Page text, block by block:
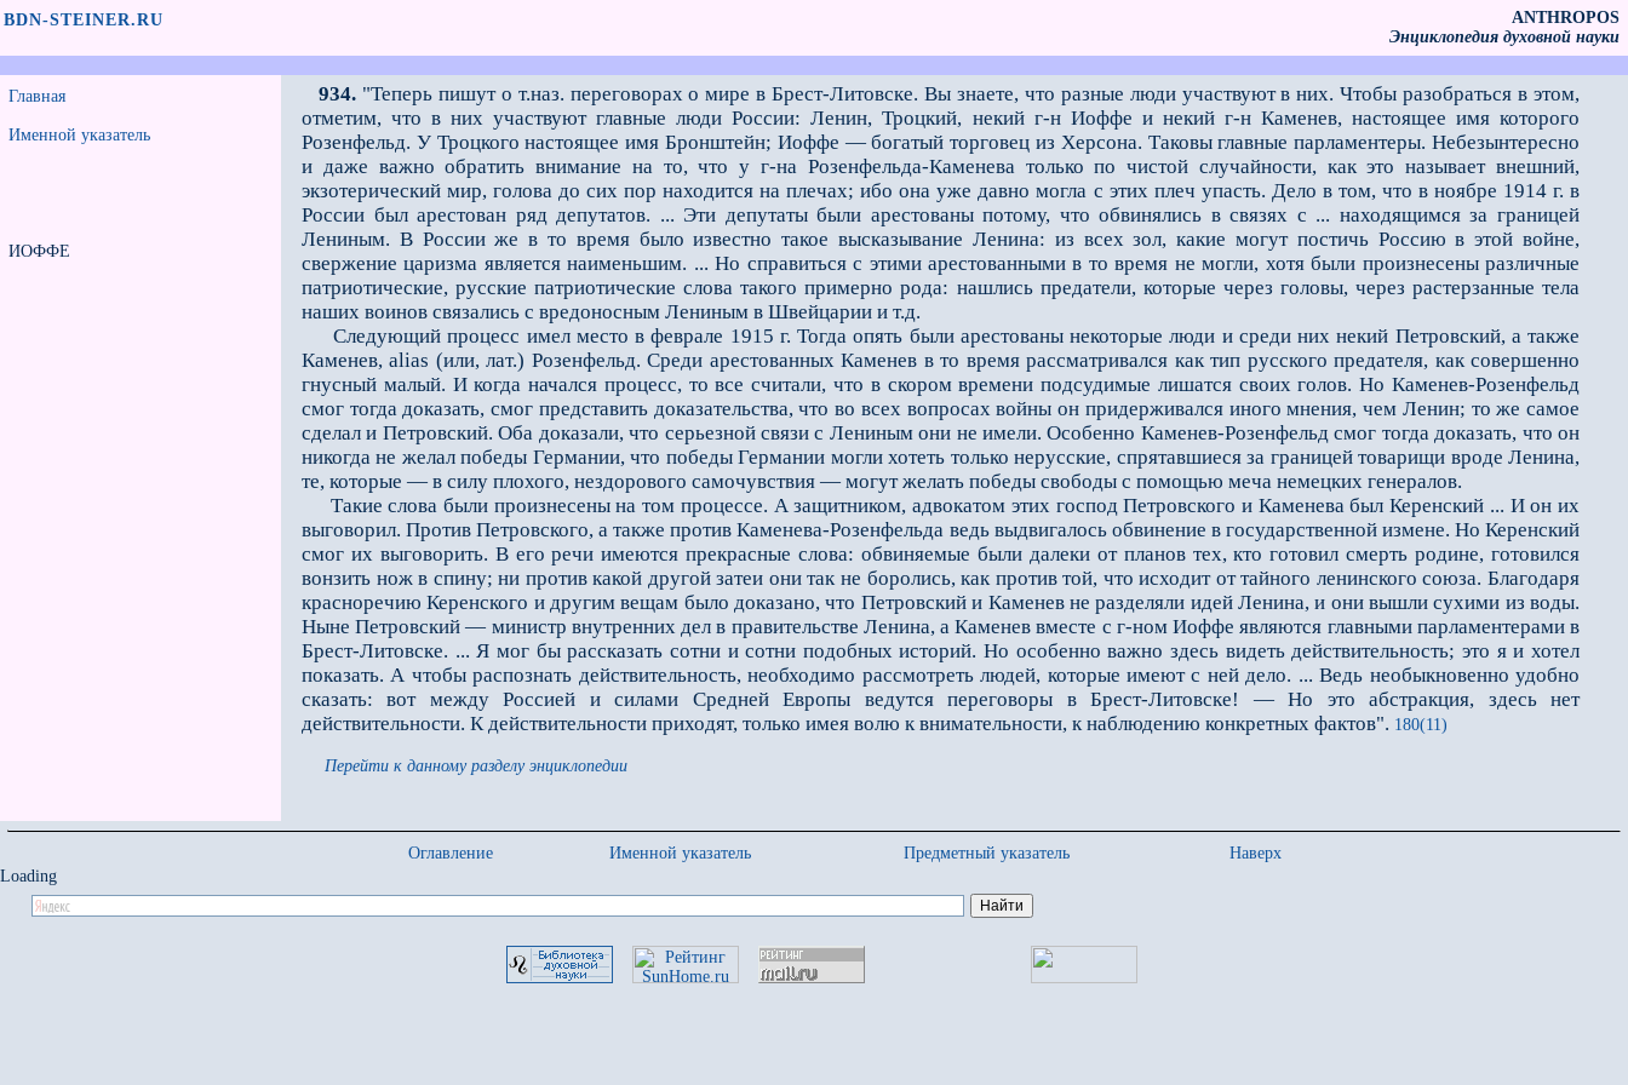
BDN-STEINER.RU
ANTHROPOS
Энциклопедия духовной науки
Главная
Именной указатель
ИОФФЕ
934. "Теперь пишут о т.наз. переговорах о мире в Брест-Литовске. Вы знаете, что разные люди участвуют в них. Чтобы разобраться в этом,
отметим, что в них участвуют главные люди России: Ленин, Троцкий, некий г-н Иоффе и некий г-н Каменев, настоящее имя которого
Розенфельд. У Троцкого настоящее имя Бронштейн; Иоффе — богатый торговец из Херсона. Таковы главные парламентeры. Небезынтересно
и даже важно обратить внимание на то, что у г-на Розенфельда-Каменева только по чистой случайности, как это называет внешний,
экзотерический мир, голова до сих пор находится на плечах; ибо она уже давно могла с этих плеч упасть. Дело в том, что в ноябре 1914 г. в
России был арестован ряд депутатов. ... Эти депутаты были арестованы потому, что обвинялись в связях с ... находящимся за границей
Лениным. В России же в то время было известно такое высказывание Ленина: из всех зол, какие могут постичь Россию в этой войне,
свержение царизма является наименьшим. ... Но справиться с этими арестованными в то время не могли, хотя были произнесены различные
патриотические, русские патриотические слова такого примерно рода: нашлись предатели, которые через головы, через растерзанные тела
наших воинов связались с вредоносным Лениным в Швейцарии и т.д.
Следующий процесс имел место в феврале 1915 г. Тогда опять были арестованы некоторые люди и среди них некий Петровский, а также
Каменев, alias (или, лат.) Розенфельд. Среди арестованных Каменев в то время рассматривался как тип русского предателя, как совершенно
гнусный малый. И когда начался процесс, то все считали, что в скором времени подсудимые лишатся своих голов. Но Каменев-Розенфельд
смог тогда доказать, смог представить доказательства, что во всех вопросах войны он придерживался иного мнения, чем Ленин; то же самое
сделал и Петровский. Оба доказали, что серьeзной связи с Лениным они не имели. Особенно Каменев-Розенфельд смог тогда доказать, что он
никогда не желал победы Германии, что победы Германии могли хотеть только нерусские, спрятавшиеся за границей товарищи вроде Ленина,
те, которые — в силу плохого, нездорового самочувствия — могут желать победы свободы с помощью меча немецких генералов.
Такие слова были произнесены на том процессе. А защитником, адвокатом этих господ Петровского и Каменева был Керенский ... И он их
выговорил. Против Петровского, а также против Каменева-Розенфельда ведь выдвигалось обвинение в государственной измене. Но Керенский
смог их выговорить. В его речи имеются прекрасные слова: обвиняемые были далеки от планов тех, кто готовил смерть родине, готовился
вонзить нож в спину; ни против какой другой затеи они так не боролись, как против той, что исходит от тайного ленинского союза. Благодаря
красноречию Керенского и другим вещам было доказано, что Петровский и Каменев не разделяли идей Ленина, и они вышли сухими из воды.
Ныне Петровский — министр внутренних дел в правительстве Ленина, а Каменев вместе с г-ном Иоффе являются главными парламентeрами в
Брест-Литовске. ... Я мог бы рассказать сотни и сотни подобных историй. Но особенно важно здесь видеть действительность; это я и хотел
показать. А чтобы распознать действительность, необходимо рассмотреть людей, которые имеют с ней дело. ... Ведь необыкновенно удобно
сказать: вот между Россией и силами Средней Европы ведутся переговоры в Брест-Литовске! — Но это абстракция, здесь нет
действительности. К действительности приходят, только имея волю к внимательности, к наблюдению конкретных фактов". 180(11)
Перейти к данному разделу энциклопедии
Оглавление Именной указатель Предметный указатель
Наверх
Loading